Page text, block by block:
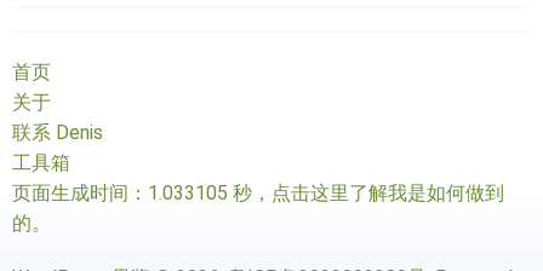
首页
关于
联系 Denis
工具箱
页面生成时间：1.033105 秒， 点击这里了解我是如何做到
的。